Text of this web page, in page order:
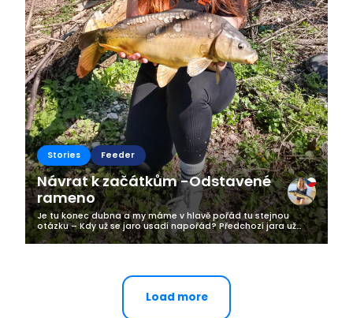
Stories Feeder
Návrat k začátkům -Odstavené
rameno
Je tu konec dubna a my máme v hlavě pořád tu stejnou
otázku – Kdy už se jaro usadí napořád? Předchozí jara už
touto dobou bylo na celodenní posedávání venku a nyní se
ani bez bundy nevypravím...
Load more